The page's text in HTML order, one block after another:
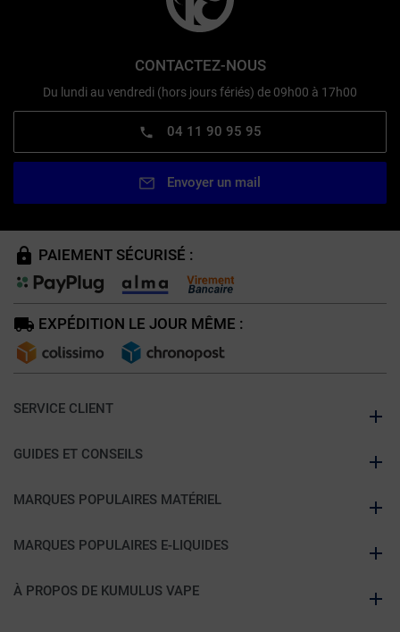
CONTACTEZ-NOUS
Du lundi au vendredi (hors jours fériés) de 09h00 à 17h00
04 11 90 95 95
Envoyer un mail
PAIEMENT SÉCURISÉ :
EXPÉDITION LE JOUR MÊME :
SERVICE CLIENT
GUIDES ET CONSEILS
MARQUES POPULAIRES MATÉRIEL
MARQUES POPULAIRES E-LIQUIDES
À PROPOS DE KUMULUS VAPE